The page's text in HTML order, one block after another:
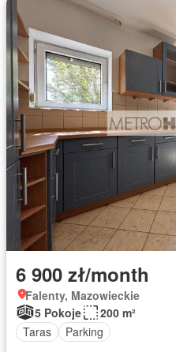
6 900 zł/month
Falenty, Mazowieckie
5 Pokoje
200 m²
Taras
Parking